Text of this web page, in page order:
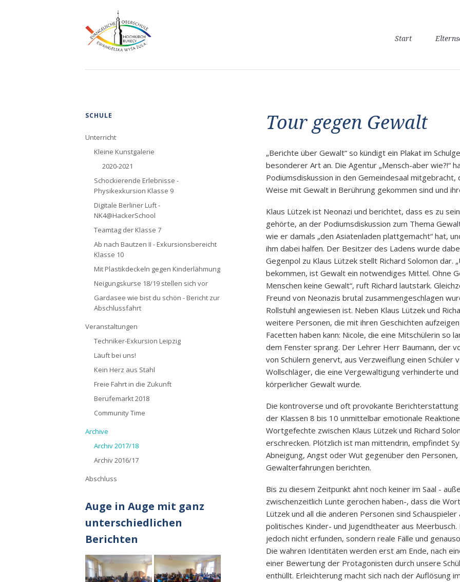
Navigation
Start
Tour gegen Gewalt
„Berichte über Gewalt“ so kündigt ein Plakat im
besonderer Art an. Die Agentur „Mensch-aber wie?!“
Podiumsdiskussion in den Gemeindesaal
Weise mit Gewalt in Berührung gekommen sind und
Klaus Lützek ist Neonazi und berichtet, dass es zu
gehörte, an der Podiumsdiskussion zum Thema
wie er damals „den Asiatenladen plattgemacht“ hat,
ihm dabei halfen. Der Besitzer des Ladens wurde
Gegenpol zu Klaus Lützek stellt Richard Solomon dar.
bekommen, ist Gewalt ein notwendiges Mittel. Ohne
Menschen keine Gewalt“, ruft Richard lautstark.
Freund von Neonazis brutal zusammengeschlagen
Rollstuhl angewiesen ist. Neben Klaus Lützek und
weitere Personen, die mit ihren Geschichten
Facetten haben kann: Nicole, die eine Mitschülerin so
dem Fenster sprang. Der Lehrer Herr Baumann, der
von Schülern genervt, aus Verzweiflung einen Schüler
Wollschläger, die eine Vergewaltigung verhinderte
körperlicher Gewalt wurde.
Die kontroverse und oft provokante Berichterstattung
der Klassen 8 bis 10 unmittelbar emotionale
Wortgefechte zwischen Klaus Lützek und Richard
erschrecken. Plötzlich ist man mittendrin, empfindet
Abneigung, Angst oder Wut gegenüber den
Gewalterfahrungen berichten.
Bis zu diesem Zeitpunkt ahnt noch keiner im Saal -
zwischenzeitlich Lunte gerochen haben-, dass die
Lützek und all die anderen Personen sind Schauspieler
politisches Kinder- und Jugendtheater aus Meerbusch.
jedoch nicht erfunden, sondern reale Fälle und
Die wahren Identitäten werden erst am Ende, nach
einer Bewertung der Protagonisten durch unsere
enthüllt. Erleichterung macht sich nach der Auflösung
Navigation
SCHULE
Unterricht
Kleine Kunstgalerie
2020-2021
Schockierende Erlebnisse -
Physikexkursion Klasse 9
Digitale Berliner Luft -
NK4@HackerSchool
Teamtag der Klasse 7
Ab nach Bautzen II - Exkursionsbereicht
Klasse 10
Mit Plastikdeckeln gegen Kinderlähmung
Neigungskurse 18/19 stellen sich vor
Gardasee wie bist du schön - Bericht zur
Abschlussfahrt
Veranstaltungen
Techniker-Exkursion Leipzig
Läuft bei uns!
Kein Herz aus Stahl
Freie Fahrt in die Zukunft
Berufemarkt 2018
Community Time
Archive
Archiv 2017/18
Archiv 2016/17
Abschluss
Auge in Auge mit ganz
unterschiedlichen
Berichten